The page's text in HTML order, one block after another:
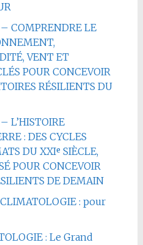
COMPRENDRE LE
VENT ET
POUR CONCEVOIR
RÉSILIENTS DU
L’HISTOIRE
: DES CYCLES
DU XXIᵉ SIÈCLE,
POUR CONCEVOIR
DE DEMAIN
: pour
: Le Grand